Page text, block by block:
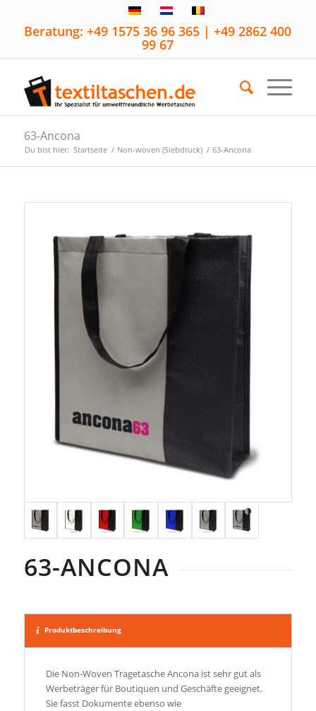
Beratung: +49 1575 36 96 365 | +49 2862 400
99 67
63-Ancona
Du bist hier: Startseite / Non-woven (Siebdruck) / 63-Ancona
63-ANCONA
Produktbeschreibung
Die Non-Woven Tragetasche Ancona ist sehr gut als
Werbeträger für Boutiquen und Geschäfte geeignet.
Sie fasst Dokumente ebenso wie